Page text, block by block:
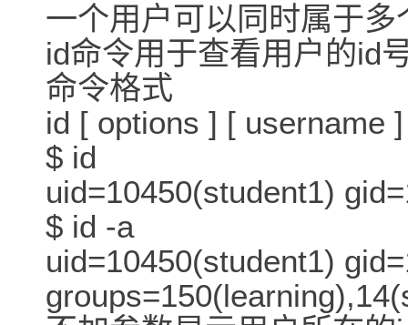
一个用户可以同时属于
id命令用于查看用户的
命令格式
id [ options ] [
$ id
uid=10450(student1)
$ id -a
uid=10450(student1)